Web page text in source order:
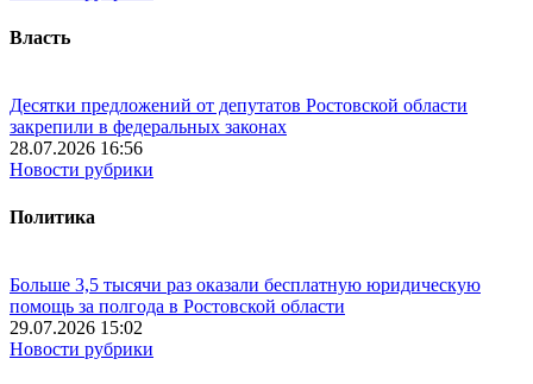
Власть
Десятки предложений от депутатов Ростовской области
закрепили в федеральных законах
28.07.2026 16:56
Новости рубрики
Политика
Больше 3,5 тысячи раз оказали бесплатную юридическую
помощь за полгода в Ростовской области
29.07.2026 15:02
Новости рубрики